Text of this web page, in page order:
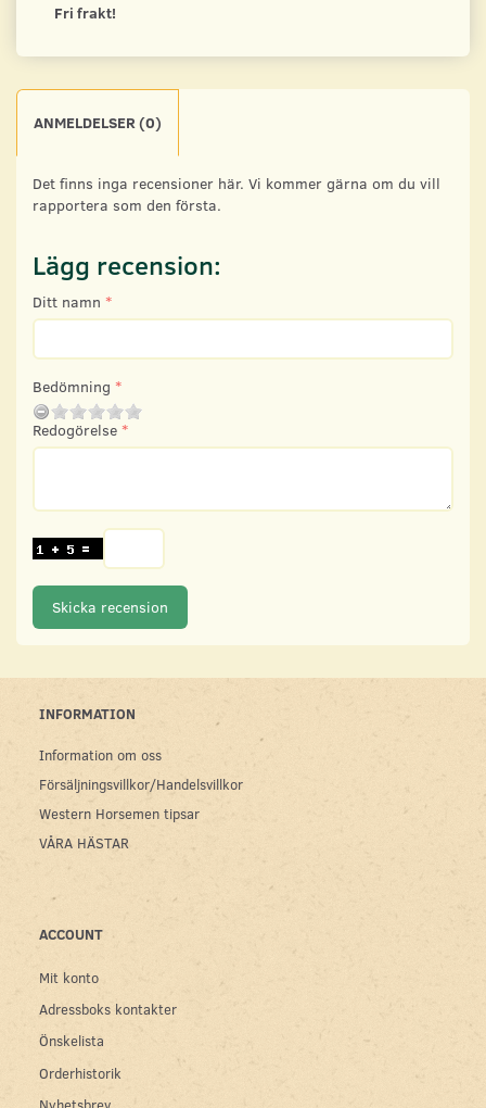
Fri frakt!
ANMELDELSER (0)
Det finns inga recensioner här. Vi kommer gärna om du vill
rapportera som den första.
Lägg recension:
Ditt namn
Bedömning
Redogörelse
Skicka recension
INFORMATION
Information om oss
Försäljningsvillkor/Handelsvillkor
Western Horsemen tipsar
VÅRA HÄSTAR
ACCOUNT
Mit konto
Adressboks kontakter
Önskelista
Orderhistorik
Nyhetsbrev